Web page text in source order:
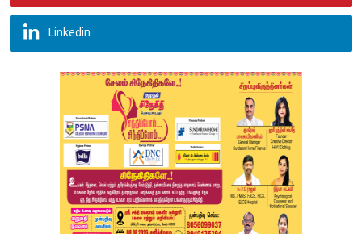
Linkedin